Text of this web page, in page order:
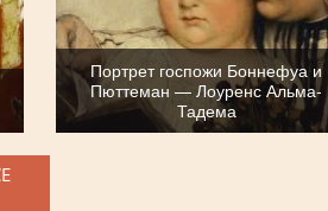
Портрет госпожи Боннефуа и
Пюттеман — Лоуренс Альма-
Тадема